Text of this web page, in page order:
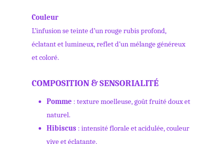
Couleur
L’infusion se teinte d’un rouge rubis profond,
éclatant et lumineux, reflet d’un mélange généreux
et coloré.
COMPOSITION & SENSORIALITÉ
Pomme : texture moelleuse, goût fruité doux et
naturel.
Hibiscus : intensité florale et acidulée, couleur
vive et éclatante.